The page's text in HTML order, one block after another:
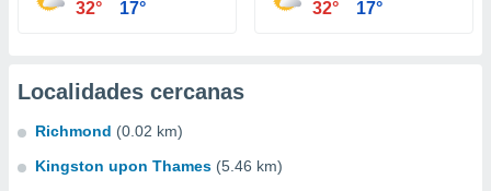
32° 17° 32° 17°
Localidades cercanas
Richmond (0.02 km)
Kingston upon Thames (5.46 km)